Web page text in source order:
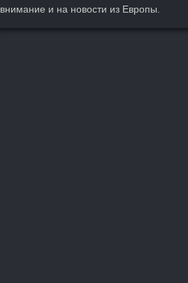
внимание и на новости из Европы.